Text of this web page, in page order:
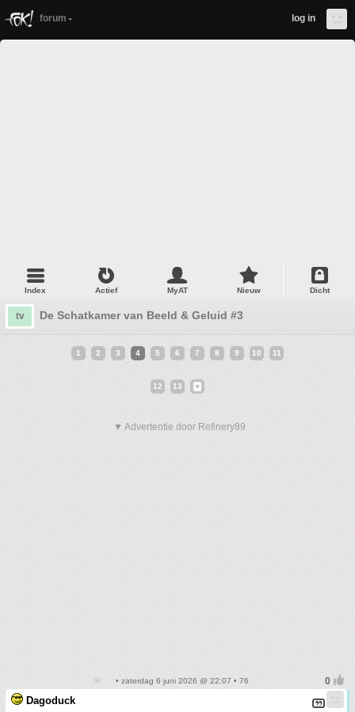
forum log in
Index Actief MyAT Nieuw Dicht
tv De Schatkamer van Beeld & Geluid #3
1 2 3 4 5 6 7 8 9 10 11
12 13
▼ Advertentie door Refinery89
• zaterdag 6 juni 2026 @ 22:07 • 76
Dagoduck